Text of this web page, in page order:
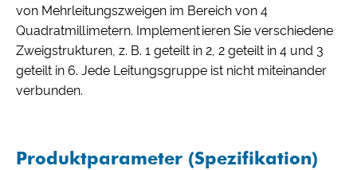
von Mehrleitungszweigen im Bereich von 4
Quadratmillimetern. Implementieren Sie verschiedene
Zweigstrukturen, z. B. 1 geteilt in 2, 2 geteilt in 4 und 3
geteilt in 6. Jede Leitungsgruppe ist nicht miteinander
verbunden.
Produktparameter (Spezifikation)